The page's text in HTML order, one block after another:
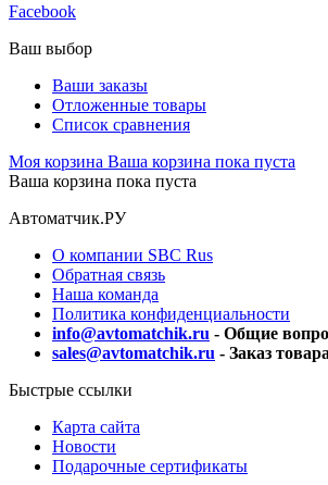
Facebook
Ваш выбор
Ваши заказы
Отложенные товары
Список сравнения
Моя корзина Ваша корзина пока пуста
Ваша корзина пока пуста
Автоматчик.РУ
О компании SBC Rus
Обратная связь
Наша команда
Политика конфиденциальности
info@avtomatchik.ru - Общие
sales@avtomatchik.ru - Заказ товара
Быстрые ссылки
Карта сайта
Новости
Подарочные сертификаты